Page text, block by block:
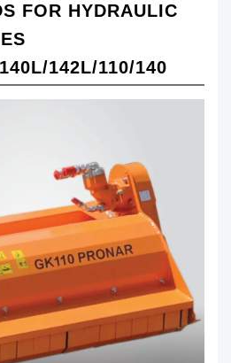
FOR HYDRAULIC
142L/110/140